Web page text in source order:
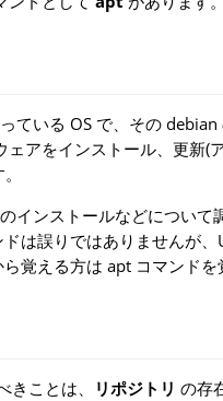
いる OS で、その
アをインストール、更新(
ンストールなどについて
は誤りではありませんが
覚える方は apt コマンドを
ことは、 リポジトリ の存